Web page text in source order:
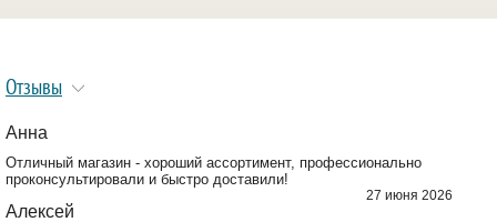
Отзывы
Анна
Отличный магазин - хороший ассортимент, профессионально
проконсультировали и быстро доставили!
27 июня 2026
Алексей